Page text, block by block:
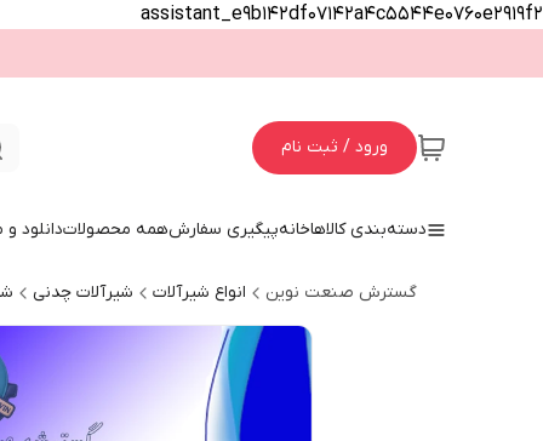
assistant_e9b142df07142a4c5544e0760e2919f2
ورود / ثبت نام
دسته‌بندی کالاهاخانهپیگیری سفارشهمه محصولاتدانلود
گسترش صنعت نوین انواع شیرآلات شیرآلات چدنی